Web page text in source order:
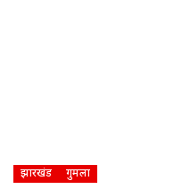
झारखंड गुमला